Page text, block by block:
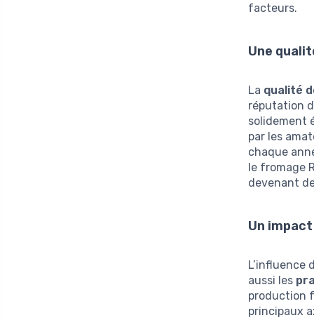
facteurs.
Une
La qualité
réputation
solidement
par les
chaque
le fromage
devenant
Un
L’influence
aussi les
production
principaux